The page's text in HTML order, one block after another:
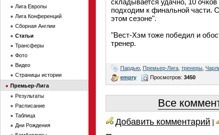
складывается удачно, 10
подходим к финальной части.
этом сезоне".
"Вест-Хэм тоже победил и
тренер.
Пардью Премьер-Лига тренеры
empry
Просмотров: 3450
Все
Добавить комментарий |
Лига Европы
Лига Конференций
Сборная Англии
Статьи
Трансферы
Фото
Видео
Страницы истории
Премьер-Лига
Результаты
Расписание
Таблица
Дни Рождения